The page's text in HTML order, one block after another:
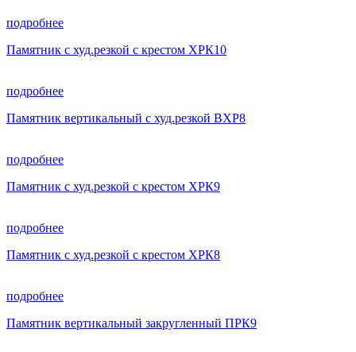
подробнее
Памятник с худ.резкой с крестом ХРК10
подробнее
Памятник вертикальный с худ.резкой ВХР8
подробнее
Памятник с худ.резкой с крестом ХРК9
подробнее
Памятник с худ.резкой с крестом ХРК8
подробнее
Памятник вертикальный закругленный ПРК9